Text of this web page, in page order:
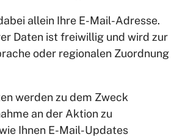
allein Ihre E-Mail-Adresse.
Daten ist freiwillig und wird zur
oder regionalen Zuordnung
werden zu dem Zweck
an der Aktion zu
Ihnen E-Mail-Updates